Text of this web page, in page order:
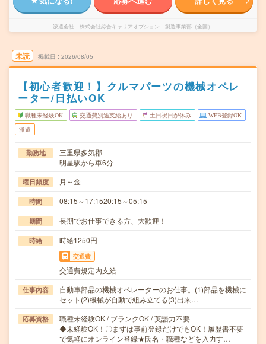
派遣会社 株式会社綜合キャリアオプション 製造事業部（全国）
未読 掲載日 2026/08/05
【初心者歓迎！】クルマパーツの機械オペレ
ーター/日払いOK
職種未経験OK 交通費別途支給あり 土日祝日が休み WEB登録OK
派遣
勤務地
三重県多気郡
明星駅から車6分
曜日頻度 月～金
時間 08:15～17:1520:15～05:15
期間 長期でお仕事できる方、大歓迎！
時給 時給1250円
交通費
交通費規定内支給
仕事内容
自動車部品の機械オペレーターのお仕事。(1)部品を機械に
セット(2)機械が自動で組み立てる(3)出来…
応募資格
職種未経験OK / ブランクOK / 英語力不要
◆未経験OK！〇まずは事前登録だけでもOK！履歴書不要
で気軽にオンライン登録★氏名・職種などを入力す…